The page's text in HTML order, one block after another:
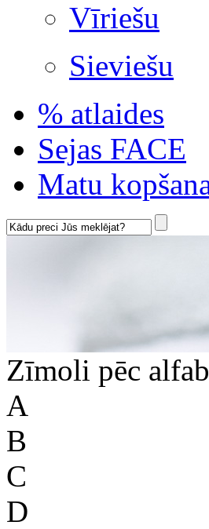
Vīriešu
Sieviešu
% atlaides
Sejas FACE
Matu
Zīmoli pēc
A
B
C
D